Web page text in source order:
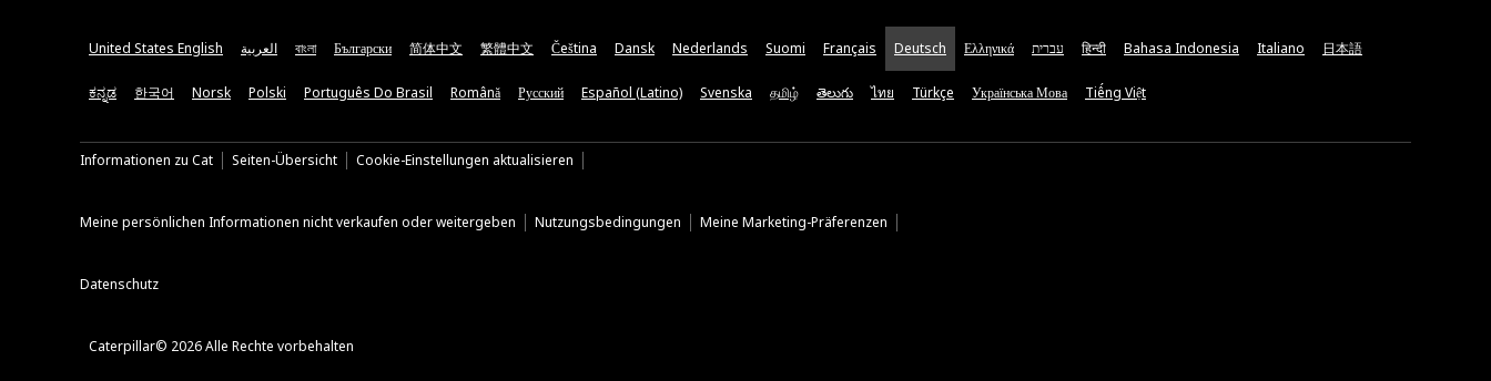
United States English العربية বাংলা Български 简体中文 繁體中文 Čeština Dansk Nederlands Suomi Français Deutsch Ελληνικά עברית हिन्दी Bahasa Indonesia Italiano 日本語
ಕನ್ನಡ 한국어 Norsk Polski Português Do Brasil Română Русский Español (Latino) Svenska தமிழ் తెలుగు ไทย Türkçe Українська Мова Tiếng Việt
Informationen zu Cat Seiten-Übersicht Cookie-Einstellungen aktualisieren
Meine persönlichen Informationen nicht verkaufen oder weitergeben Nutzungsbedingungen Meine Marketing-Präferenzen
Datenschutz
Caterpillar© 2026 Alle Rechte vorbehalten